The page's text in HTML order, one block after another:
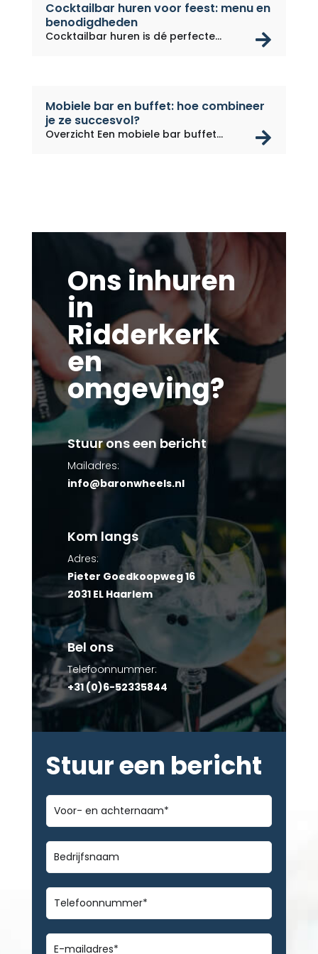
Cocktailbar huren voor feest: menu en
benodigdheden
Cocktailbar huren is dé perfecte...
Mobiele bar en buffet: hoe combineer
je ze succesvol?
Overzicht Een mobiele bar buffet...
Ons inhuren
in
Ridderkerk
en
omgeving?
Stuur ons een bericht
Mailadres:
info@baronwheels.nl
Kom langs
Adres:
Pieter Goedkoopweg 16
2031 EL Haarlem
Bel ons
Telefoonnummer:
+31 (0)6-52335844
Stuur een bericht
Voor-
en
achternaam*
Bedrijfsnaam
Telefoonnummer*
E-